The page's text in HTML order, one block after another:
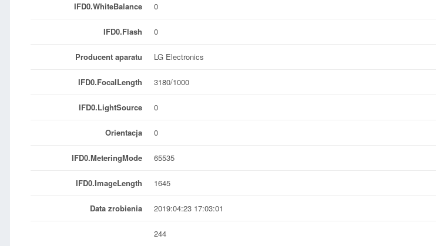
IFD0.WhiteBalance 0
IFD0.Flash 0
Producent aparatu LG Electronics
IFD0.FocalLength 3180/1000
IFD0.LightSource 0
Orientacja 0
IFD0.MeteringMode 65535
IFD0.ImageLength 1645
Data zrobienia 2019:04:23 17:03:01
244